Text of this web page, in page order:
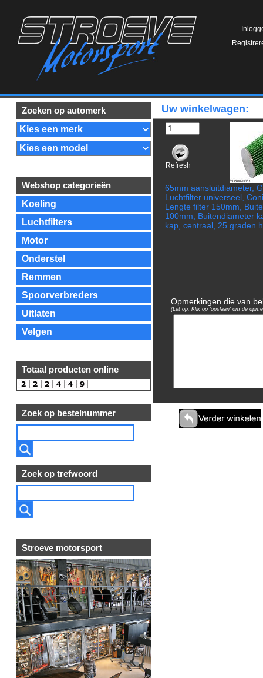
Zoeken op automerk
Webshop categorieën
Koeling
Luchtfilters
Motor
Onderstel
Remmen
Spoorverbreders
Uitlaten
Velgen
Totaal producten online
Zoek op bestelnummer
Zoek op trefwoord
Stroeve motorsport
Uw winkelwagen:
Refresh
65mm aansluitdiameter,
Luchtfilter universeel,
Lengte filter 150mm,
100mm, Buitendiameter
kap, centraal, 25 graden
Opmerkingen die van
(Let op: Klik op 'opslaan' om de